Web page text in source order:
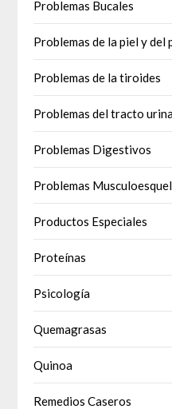
Problemas Bucales
Problemas de la piel y del
Problemas de la tiroides
Problemas del tracto
Problemas Digestivos
Problemas
Productos Especiales
Proteínas
Psicología
Quemagrasas
Quinoa
Remedios Caseros